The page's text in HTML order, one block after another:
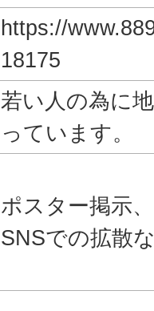
https://
18175
若い人の為に
っています。
ポスター掲示
SNSでの拡散